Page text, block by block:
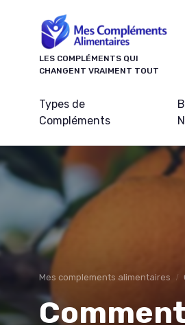
LES COMPLÉMENTS QUI
CHANGENT VRAIMENT TOUT
Types de
Compléments
Mes complements alimentaires